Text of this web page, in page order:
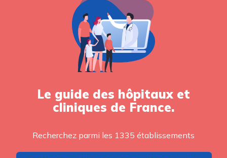
Le guide des hôpitaux et
cliniques de France.
Recherchez parmi les 1335 établissements